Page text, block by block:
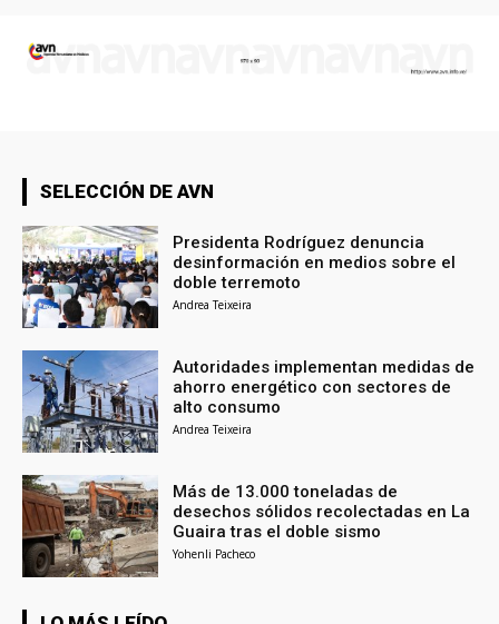
SELECCIÓN DE AVN
Presidenta Rodríguez denuncia
desinformación en medios sobre el
doble terremoto
Andrea Teixeira
Autoridades implementan medidas de
ahorro energético con sectores de
alto consumo
Andrea Teixeira
Más de 13.000 toneladas de
desechos sólidos recolectadas en La
Guaira tras el doble sismo
Yohenli Pacheco